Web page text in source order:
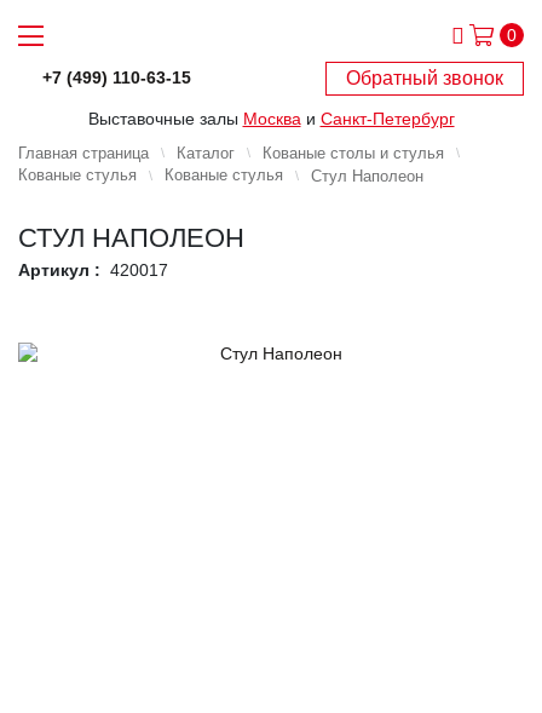
0
+7 (499) 110-63-15 Обратный звонок
Выставочные залы Москва и Санкт-Петербург
Главная страница Каталог
Кованые столы и стулья
Кованые стулья
Кованые стулья Стул Наполеон
СТУЛ НАПОЛЕОН
Артикул : 420017